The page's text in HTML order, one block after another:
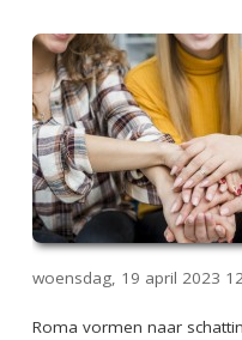
woensdag, 19 april 2023
Roma vormen naar